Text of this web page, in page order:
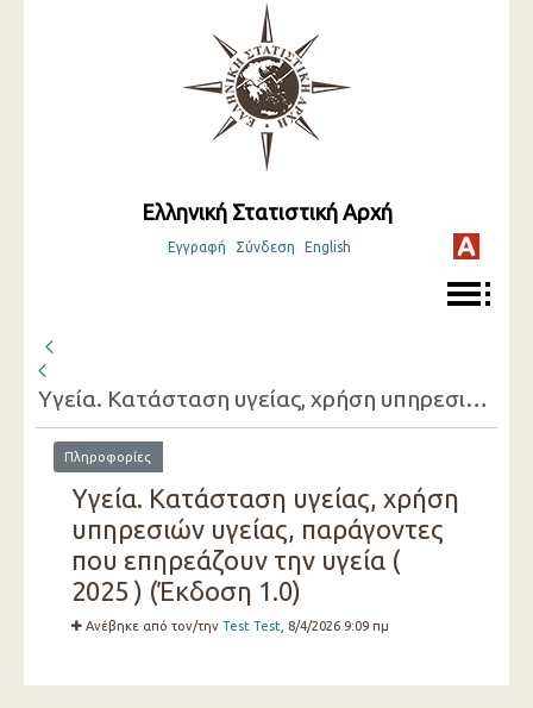
Ελληνική Στατιστική Αρχή
Εγγραφή Σύνδεση English
Υγεία. Κατάσταση υγείας, χρήση υπηρεσιών υγείας, παράγοντες που επηρεάζουν την υγεία ( 2025 )
Πληροφορίες
Υγεία. Κατάσταση υγείας, χρήση
υπηρεσιών υγείας, παράγοντες
που επηρεάζουν την υγεία (
2025 ) (Έκδοση 1.0)
Ανέβηκε από τον/την Test Test , 8/4/2026 9:09 πμ